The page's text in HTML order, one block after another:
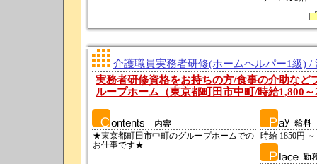
介護職員実務者研修(ホームヘルパー1級) /
実務者研修資格をお持ちの方/食事の介助など
ループホーム（東京都町田市中町/時給1,800～
★東京都町田市中町のグループホームでの
お仕事です★
時給 1850円 ～